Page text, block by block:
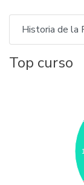
Historia de la
Top curso